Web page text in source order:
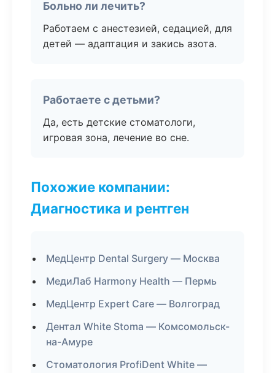
Больно ли лечить?
Работаем с анестезией, седацией, для
детей — адаптация и закись азота.
Работаете с детьми?
Да, есть детские стоматологи,
игровая зона, лечение во сне.
Похожие компании:
Диагностика и рентген
МедЦентр Dental Surgery — Москва
МедиЛаб Harmony Health — Пермь
МедЦентр Expert Care — Волгоград
Дентал White Stoma — Комсомольск-
на-Амуре
Стоматология ProfiDent White —